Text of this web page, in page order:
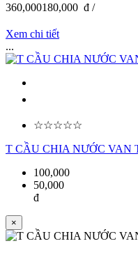
360,000180,000 đ /
Xem chi tiết
...
☆☆☆☆☆
T CẦU CHIA NƯỚC VAN
100,000
50,000
đ
×